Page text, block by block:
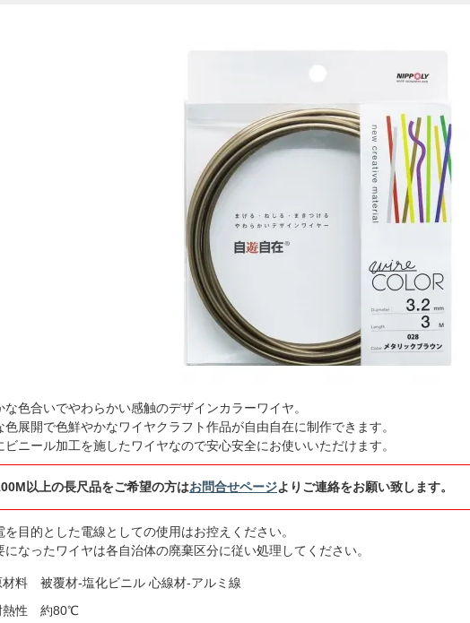
な色合いでやわらかい感触のデザインカラーワイヤ。
色展開で色鮮やかなワイヤクラフト作品が自由自在に制作できます。
ビニール加工を施したワイヤなので安心安全にお使いいただけます。
以上の長尺品をご希望の方はお問合せページよりご連絡をお願い致します。
目的とした電線としての使用はお控えください。
なったワイヤは各自治体の廃棄区分に従い処理してください。
材料 被覆材-塩化ビニル 心線材-アルミ線
熱性 約80℃